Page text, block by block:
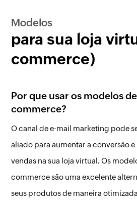
Modelos
para sua loja
commerce)
Por que usar os modelos
commerce?
O canal de e-mail marketing pode
aliado para aumentar a conversão
vendas na sua loja virtual. Os
commerce são uma excelente
seus produtos de maneira